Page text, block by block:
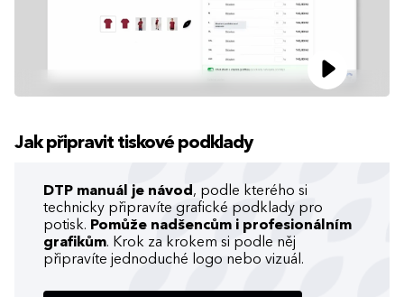
Jak připravit tiskové podklady
DTP manuál je návod , podle kterého si
technicky připravíte grafické podklady pro
potisk. Pomůže nadšencům i profesionálním
grafikům. Krok za krokem si podle něj
připravíte jednoduché logo nebo vizuál.